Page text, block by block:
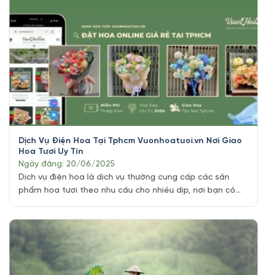
Dịch Vụ Điện Hoa Tại Tphcm Vuonhoatuoi.vn Nơi Giao
Hoa Tươi Uy Tín
Ngày đăng: 20/06/2025
Dịch vụ điện hoa là dịch vụ thường cung cấp các sản
phẩm hoa tươi theo nhu cầu cho nhiều dịp, nơi bạn có
biệt như sinh nhật, kỷ niệm, ngày lễ, hoặc đơn giản là để
tặng người thân, bạn bè hoặc [...]